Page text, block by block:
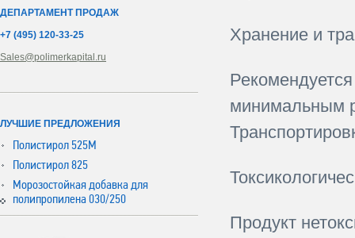
ДЕПАРТАМЕНТ ПРОДАЖ
+7 (495) 120-33-25
Sales@polimerkapital.ru
ЛУЧШИЕ ПРЕДЛОЖЕНИЯ
Полистирол 525М
Полистирол 825
Морозостойкая добавка для
полипропилена 030/250
Хранение и
минимальным
Продукт